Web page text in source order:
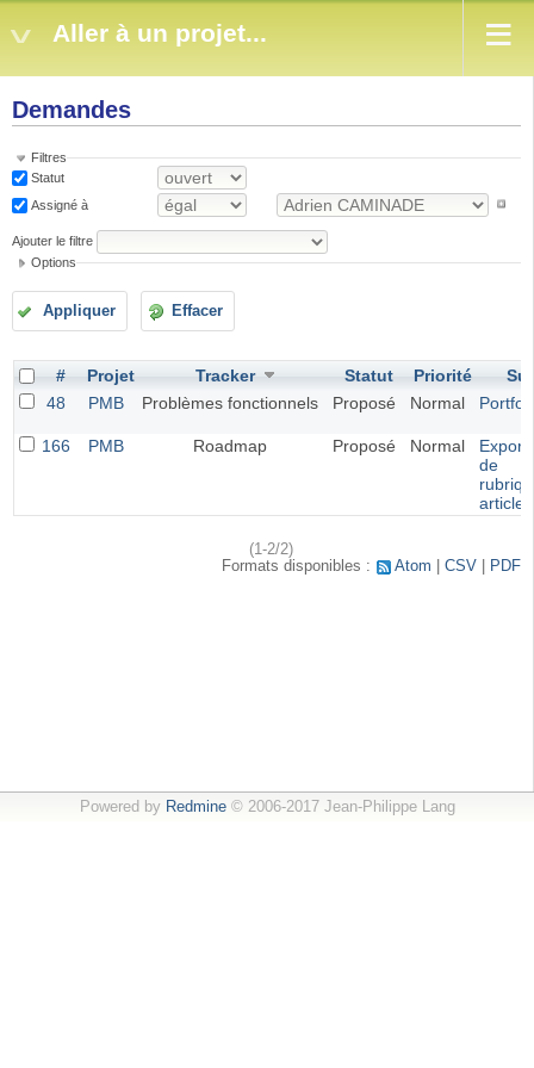
Aller à un projet...
Demandes
Filtres
Statut
Assigné à
Ajouter le filtre
Options
Appliquer Effacer
# Projet Tracker Statut Priorité
48
PMB Problèmes fonctionnels Proposé Normal
166 PMB Roadmap Proposé Normal
de
article
(1-2/2)
Formats disponibles :
Atom CSV PDF
Powered by Redmine© 2006-2017 Jean-Philippe Lang